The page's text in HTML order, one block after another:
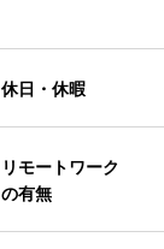
休日・休暇
リモートワーク
の有無